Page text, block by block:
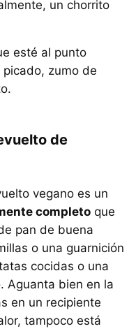
un chorrito
esté al punto
zumo de
de
vegano es un
completo que
pan de buena
o una guarnición
cocidas o una
Aguanta bien en la
en un recipiente
tampoco está